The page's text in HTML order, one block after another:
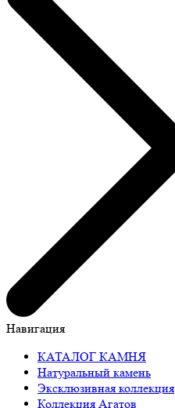
Навигация
КАТАЛОГ КАМНЯ
Натуральный камень
Эксклюзивная коллекция
Коллекция Агатов